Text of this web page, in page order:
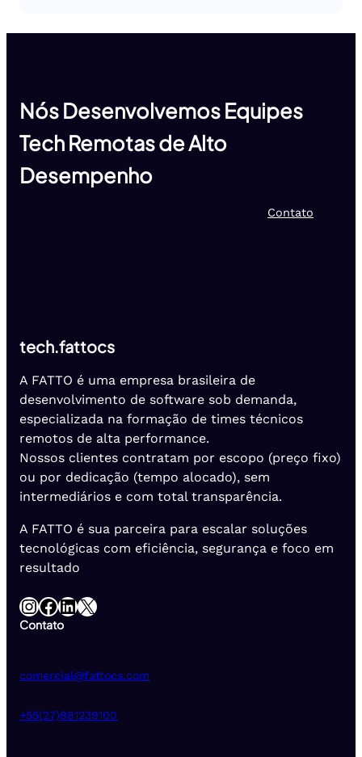
Nós Desenvolvemos Equipes
Tech Remotas de Alto
Desempenho
Contato
tech.fattocs
A FATTO é uma empresa brasileira de
desenvolvimento de software sob demanda,
especializada na formação de times técnicos
remotos de alta performance.
Nossos clientes contratam por escopo (preço fixo)
ou por dedicação (tempo alocado), sem
intermediários e com total transparência.
A FATTO é sua parceira para escalar soluções
tecnológicas com eficiência, segurança e foco em
resultado
InstagramFacebook LinkedIn X
Contato
comercial@fattocs.com
+55(27)981239100